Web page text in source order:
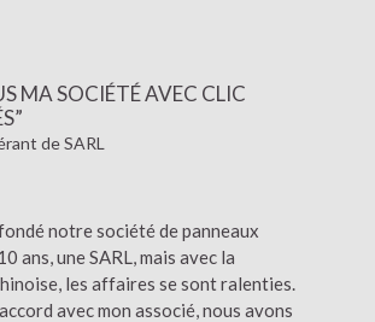
MA SOCIÉTÉ AVEC CLIC
de SARL
notre société de panneaux
ans, une SARL, mais avec la
les affaires se sont ralenties.
avec mon associé, nous avons